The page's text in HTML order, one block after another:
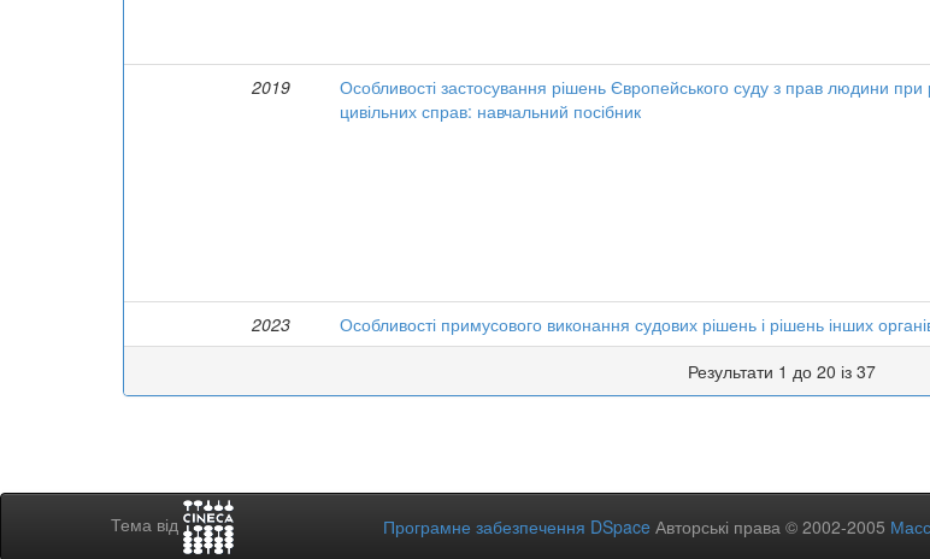
2019
Особливості застосування рішень Європейського суду з прав людини при
цивільних справ: навчальний посібник
2023
Особливості примусового виконання судових рішень і рішень інших
Результати 1 до 20 із 37
Тема від Програмне забезпечення DSpace Авторські права © 2002-2005